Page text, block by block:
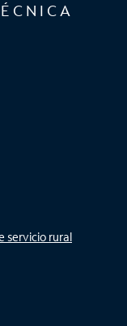
servicio rural